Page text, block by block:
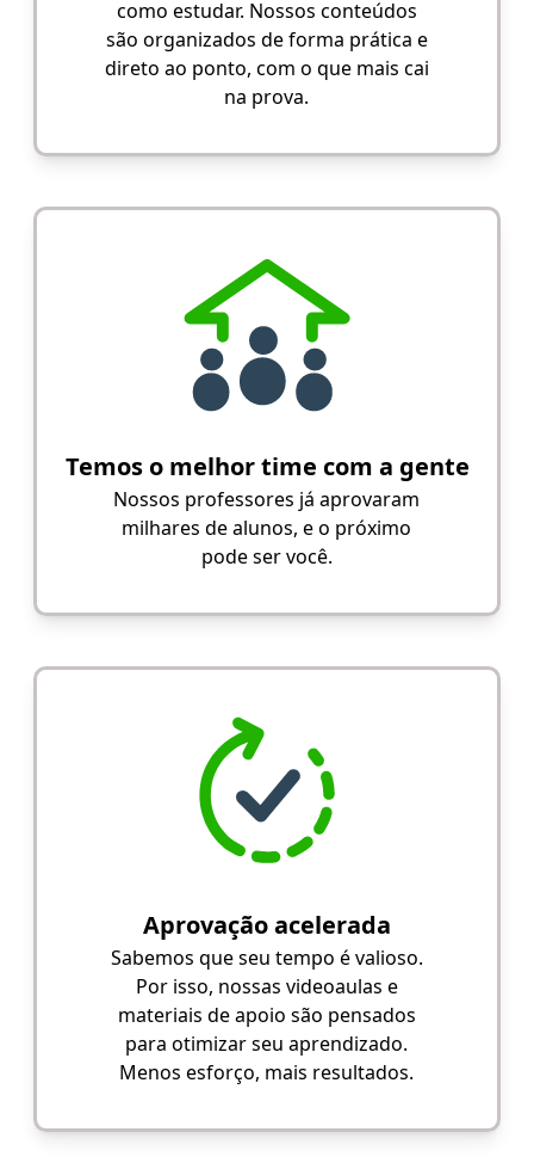
como estudar. Nossos conteúdos
são organizados de forma prática e
direto ao ponto, com o que mais cai
na prova.
Temos o melhor time com a gente
Nossos professores já aprovaram
milhares de alunos, e o próximo
pode ser você.
Aprovação acelerada
Sabemos que seu tempo é valioso.
Por isso, nossas videoaulas e
materiais de apoio são pensados
para otimizar seu aprendizado.
Menos esforço, mais resultados.